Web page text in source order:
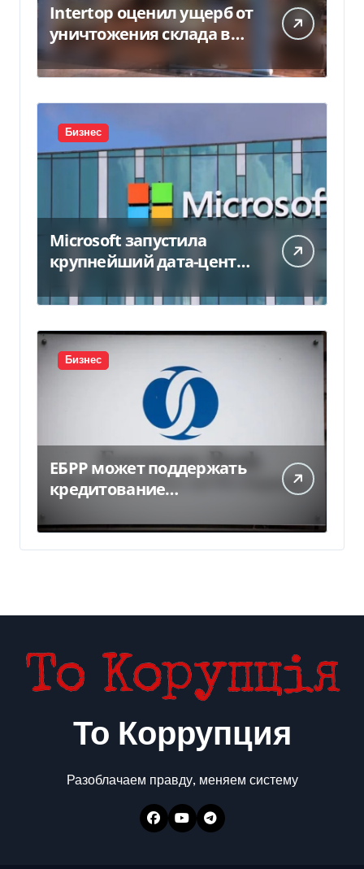
Intertop оценил ущерб от
уничтожения склада в
450 млн грн
Бизнес
Microsoft запустила
крупнейший дата-центр
миллиарда
Бизнес
ЕБРР может поддержать
кредитование
300 млн евро — Delo.ua
То Коррупция
Разоблачаем правду, меняем систему